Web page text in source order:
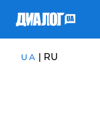
UA | RU